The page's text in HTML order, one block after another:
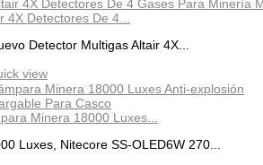
4X Detectores De 4...
Detector Multigas Altair 4X...
view
Minera 18000 Luxes...
Luxes, Nitecore SS-OLED6W 270...